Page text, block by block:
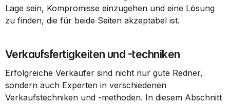
Lage sein, Kompromisse einzugehen und eine Lösung
zu finden, die für beide Seiten akzeptabel ist.
Verkaufsfertigkeiten und -techniken
Erfolgreiche Verkäufer sind nicht nur gute Redner,
sondern auch Experten in verschiedenen
Verkaufstechniken und -methoden. In diesem Abschnitt